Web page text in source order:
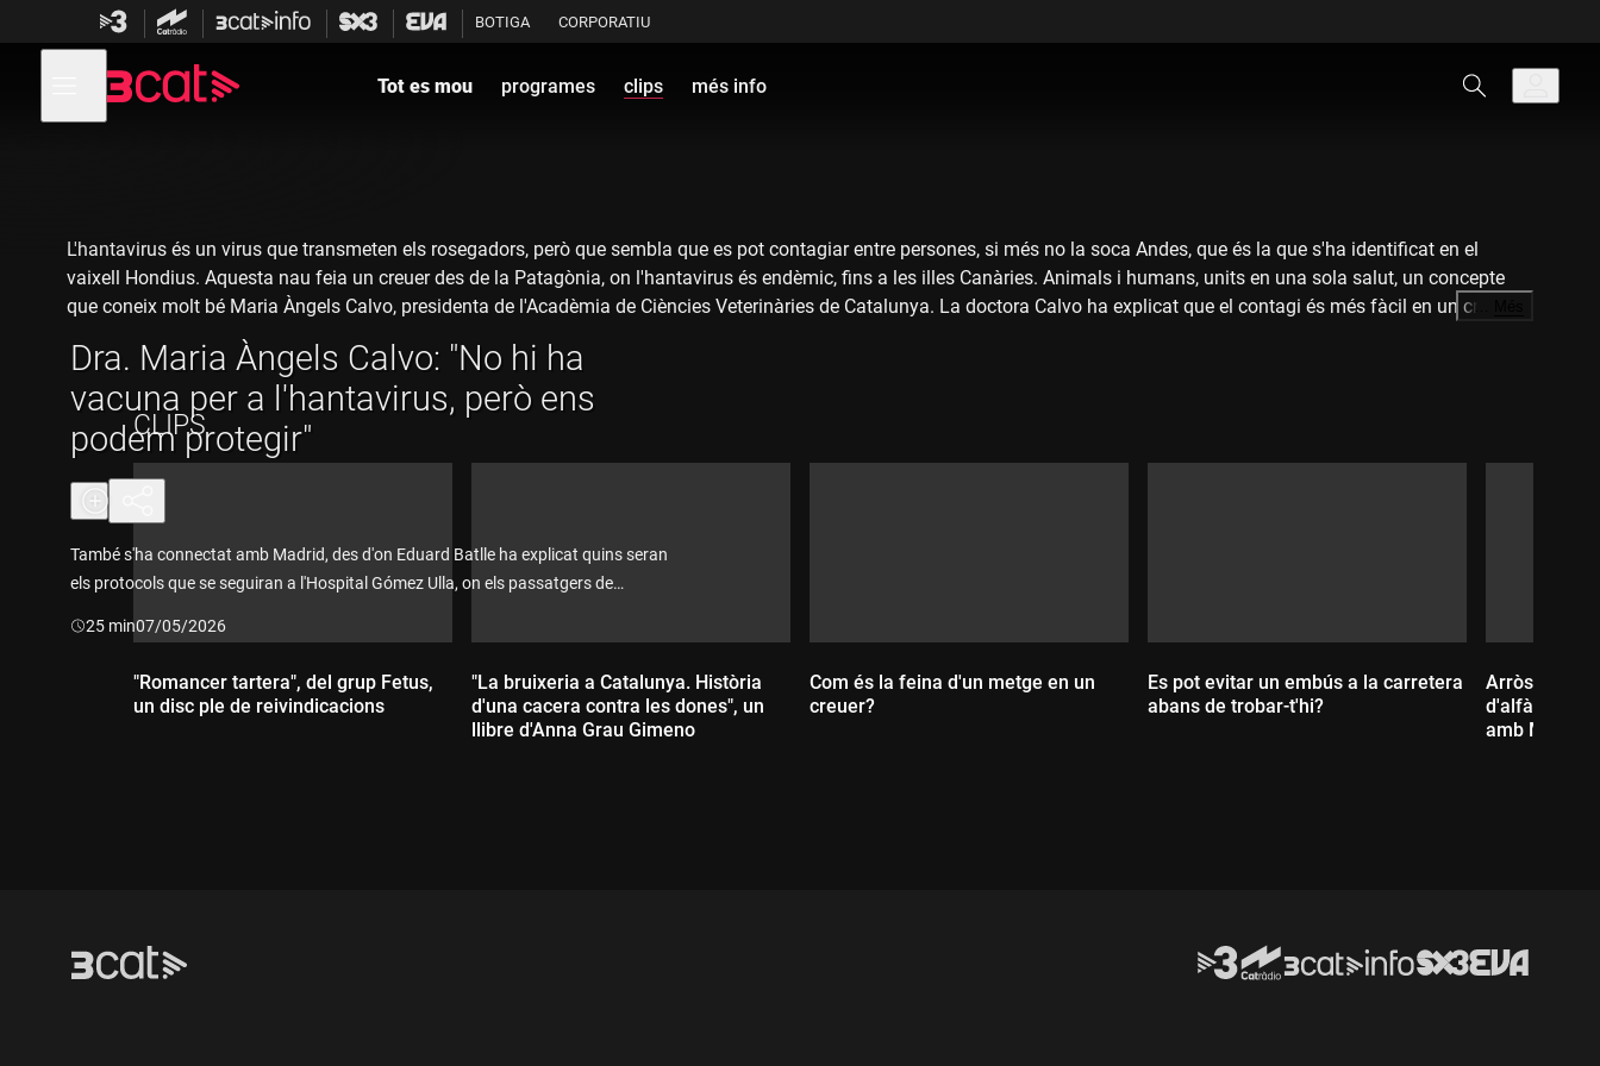
contingut
BOTIGA CORPORATIU
menú
de
Tot es mou programes clips més info
Dra. Maria Àngels Calvo: "No hi ha
vacuna per a l'hantavirus, però ens
podem protegir"
També s'ha connectat amb Madrid, des d'on Eduard Batlle ha explicat quins seran
els protocols que se seguiran a l'Hospital Gómez Ulla, on els passatgers de
recomanats de quarantena.
Durada:
25 min07/05/2026
L'hantavirus és un virus que transmeten els rosegadors, però que sembla que es pot contagiar entre persones, si més no la soca Andes, que és la que s'ha identificat en el
vaixell Hondius. Aquesta nau feia un creuer des de la Patagònia, on l'hantavirus és endèmic, fins a les illes Canàries. Animals i humans, units en una sola salut, un concepte
que coneix molt bé Maria Àngels Calvo, presidenta de l'Acadèmia de Ciències Veterinàries de Catalunya. La doctora Calvo ha explicat que el contagi és més fàcil en un creuer
"petit" en què els passatgers fan moltes coses junts, des de dinars i activitats d'entreteniment dins del vaixell fins a excursions, per tractar-se d'un virus respiratori. Maria Àngels
Calvo ha afirmat que la capacitat de contagi de l'hantavirus és molt menor que la del coronavirus (covid-19), però sí que és més mortal per a les persones que altres virus; té
una mortalitat del 40% en persones contagiades que desenvolupen símptomes. En el cas de tenir símptomes compatibles amb l'hantavirus cal fer servir mascaretes. A més a
més, la presidenta de l'Acadèmia de Ciències Veterinàries ha recordat que no totes les rates ni els rosegadors en general estan malalts, però sí que cal netejar a fons els llocs
on es tingui constància que hi passen aquests animals, i sempre prenent mesures de prevenció, començant per les mascaretes.
…
CLIPS
"Romancer tartera", del grup Fetus,
un disc ple de reivindicacions
"La bruixeria a Catalunya. Història
d'una cacera contra les dones", un
llibre d'Anna Grau Gimeno
Com és la feina d'un metge en un
creuer?
Es pot evitar un embús a la carretera
abans de trobar-t'hi?
Arròs de
d'alfàbrega,
amb Maria